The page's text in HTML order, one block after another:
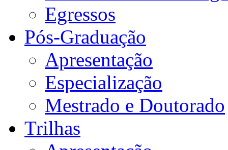
Egressos
Pós-Graduação
Apresentação
Especialização
Mestrado e Doutorado
Trilhas